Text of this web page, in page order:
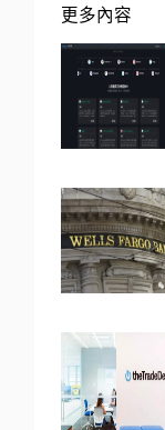
更多內容